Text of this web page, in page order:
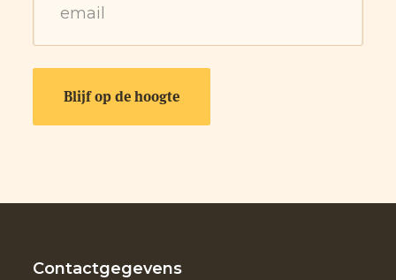
Contactgegevens